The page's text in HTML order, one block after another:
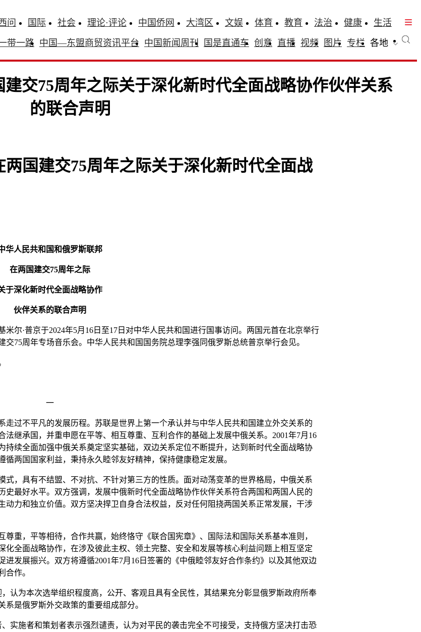
问 国际 社会 理论·评论 中国侨网 大湾区 文娱 体育 教育 法治 健康
生活
带一路 中国—东盟商贸资讯平台 中国新闻周刊 国是直通车 创意 直播 视频 图片 专栏 各地
交75周年之际关于深化新时代全面战略协作伙伴关系
的联合声明
国建交75周年之际关于深化新时代全面战
华人民共和国和俄罗斯联邦
在两国建交75周年之际
于深化新时代全面战略协作
伙伴关系的联合声明
·普京于2024年5月16日至17日对中华人民共和国进行国事访问。两国元首在北京举行
75周年专场音乐会。中华人民共和国国务院总理李强同俄罗斯总统普京举行会见。
一
过不平凡的发展历程。苏联是世界上第一个承认并与中华人民共和国建立外交关系的
继承国，并重申愿在平等、相互尊重、互利合作的基础上发展中俄关系。2001年7月16
持续全面加强中俄关系奠定坚实基础，双边关系定位不断提升，达到新时代全面战略协
两国国家利益，秉持永久睦邻友好精神，保持健康稳定发展。
，具有不结盟、不对抗、不针对第三方的性质。面对动荡变革的世界格局，中俄关系
最好水平。双方强调，发展中俄新时代全面战略协作伙伴关系符合两国和两国人民的
力和独立价值。双方坚决捍卫自身合法权益，反对任何阻挠两国关系正常发展，干涉
，平等相待，合作共赢，始终恪守《联合国宪章》、国际法和国际关系基本准则，
全面战略协作，在涉及彼此主权、领土完整、安全和发展等核心利益问题上相互坚定
发展振兴。双方将遵循2001年7月16日签署的《中俄睦邻友好合作条约》以及其他双边
合作。
为本次选举组织程度高，公开、客观且具有全民性，其结果充分彰显俄罗斯政府所奉
是俄罗斯外交政策的重要组成部分。
施者和策划者表示强烈谴责，认为对平民的袭击完全不可接受，支持俄方坚决打击恐